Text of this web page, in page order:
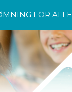
FOR ALLE